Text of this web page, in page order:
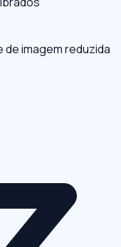
de imagem reduzida